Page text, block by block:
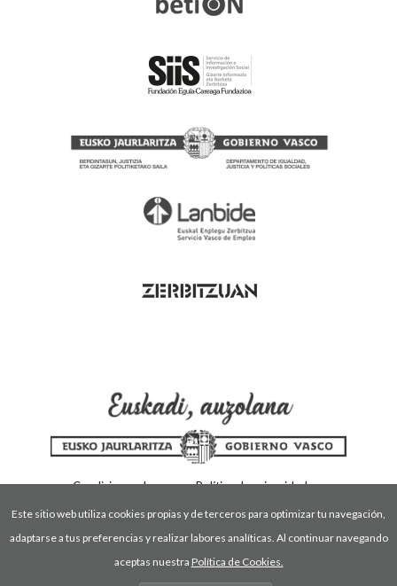
Condiciones de uso
Política de privacidad
Política de cookies
Este sitio web utiliza cookies propias y de terceros para optimizar tu navegación,
adaptarse a tus preferencias y realizar labores analíticas. Al continuar navegando
aceptas nuestra Política de Cookies.